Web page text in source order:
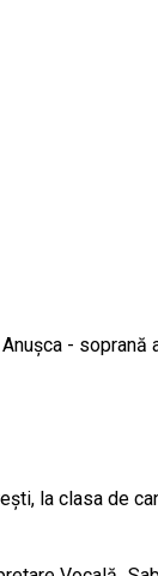
- soprană
la clasa de